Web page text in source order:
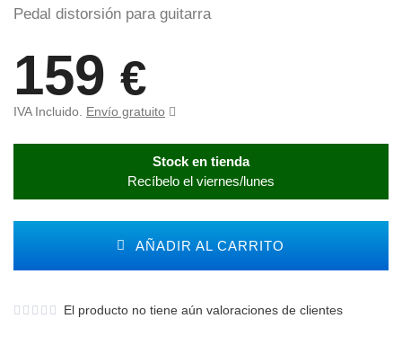
Pedal distorsión para guitarra
159 €
IVA Incluido. Envío gratuito
Stock en tienda
Recíbelo el viernes/lunes
AÑADIR AL CARRITO
El producto no tiene aún valoraciones de clientes